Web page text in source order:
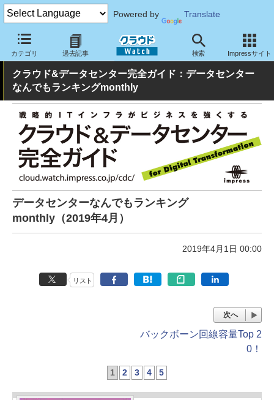
Powered by Translate
カテゴリ 過去記事 検索 Impressサイト
クラウド Watch ハード・インフラ データセンター
クラウド&データセンター完全ガイド：データセンター
なんでもランキングmonthly
データセンターなんでもランキング
monthly（2019年4月）
2019年4月1日 00:00
リスト
次へ
バックボーン回線容量Top 2
0！
1 2 3 4 5